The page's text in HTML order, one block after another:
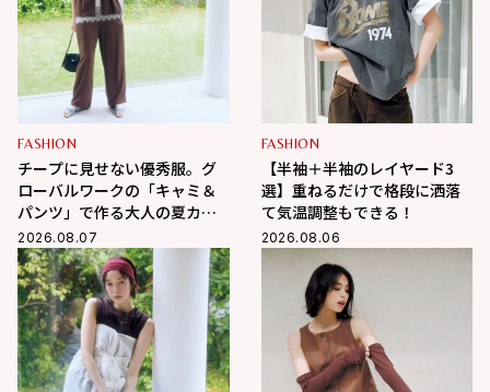
FASHION
チープに見せない優秀服。グ
ローバルワークの「キャミ＆
パンツ」で作る大人の夏カジ
ュアル
2026.08.07
FASHION
【半袖＋半袖のレイヤード3
選】重ねるだけで格段に洒落
て気温調整もできる！
2026.08.06